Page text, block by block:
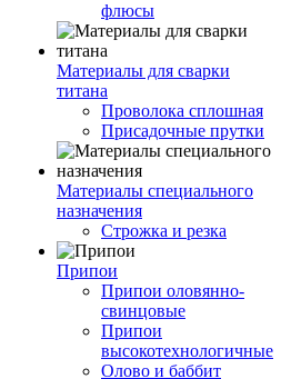
флюсы
Материалы для сварки
титана
Проволока сплошная
Присадочные прутки
Материалы специального
назначения
Строжка и резка
Припои
Припои оловянно-
свинцовые
Припои
высокотехнологичные
Олово и баббит